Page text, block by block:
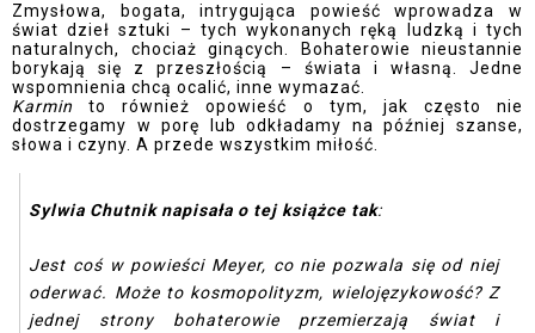
Zmysłowa, bogata, intrygująca powieść wprowadza w
świat dzieł sztuki – tych wykonanych ręką ludzką i tych
naturalnych, chociaż ginących. Bohaterowie nieustannie
borykają się z przeszłością – świata i własną. Jedne
wspomnienia chcą ocalić, inne wymazać.
Karmin to również opowieść o tym, jak często nie
dostrzegamy w porę lub odkładamy na później szanse,
słowa i czyny. A przede wszystkim miłość.
Sylwia Chutnik napisała o tej książce tak:
Jest coś w powieści Meyer, co nie pozwala się od niej
oderwać. Może to kosmopolityzm, wielojęzykowość? Z
jednej strony bohaterowie przemierzają świat i